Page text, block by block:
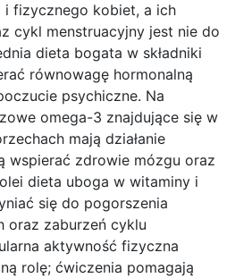
fizycznego kobiet, a ich
cykl menstruacyjny jest nie do
dieta bogata w składniki
równowagę hormonalną
psychiczne. Na
omega-3 znajdujące się w
mają działanie
wspierać zdrowie mózgu oraz
dieta uboga w witaminy i
się do pogorszenia
oraz zaburzeń cyklu
aktywność fizyczna
rolę; ćwiczenia pomagają